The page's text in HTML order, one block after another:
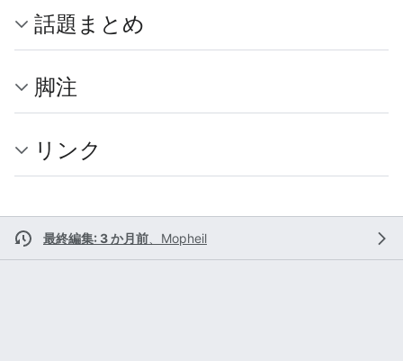
話題まとめ
脚注
リンク
最終編集: 3 か月前 Mopheil